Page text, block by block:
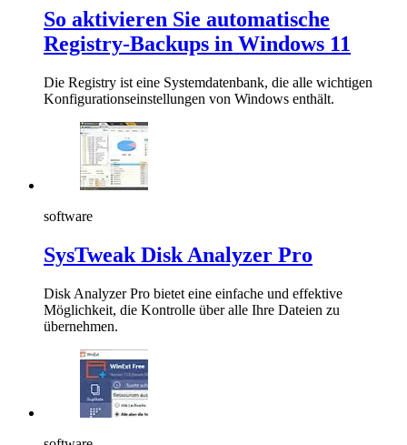
So aktivieren Sie automatische
Registry-Backups in Windows 11
Die Registry ist eine Systemdatenbank, die alle wichtigen
Konfigurationseinstellungen von Windows enthält.
software
SysTweak Disk Analyzer Pro
Disk Analyzer Pro bietet eine einfache und effektive
Möglichkeit, die Kontrolle über alle Ihre Dateien zu
übernehmen.